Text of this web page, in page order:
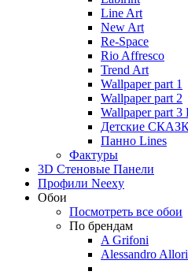
Line Art
New Art
Re-Space
Rio Affresco
Trend Art
Wallpaper part 1
Wallpaper part 2
Wallpaper part 3
Детские
Панно Lines
Фактуры
3D Стеновые Панели
Профили Neexy
Обои
Посмотреть все обои
По брендам
A Grifoni
Alessandro Allori